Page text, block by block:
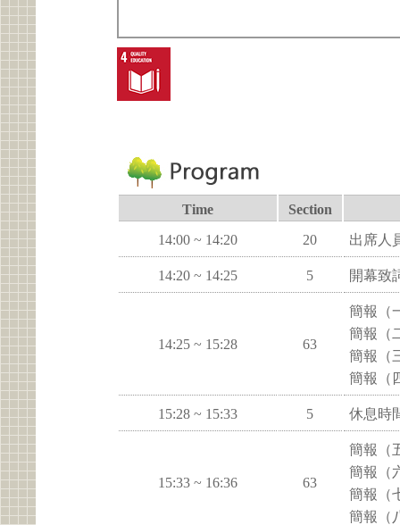
Time
Section
14:00 ~ 14:20
20 出席人
14:20 ~ 14:25 5 開幕致
14:25 ~ 15:28 63
簡報（
簡報（
簡報（
簡報（
15:28 ~ 15:33 5 休息時
15:33 ~ 16:36 63
簡報（
簡報（
簡報（
簡報（